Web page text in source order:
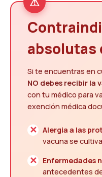
absolutas
Si te encuentras en
NO debes recibir la
con tu médico para
exención médica
Alergia a las
vacuna se
Enfermedades
antecedentes